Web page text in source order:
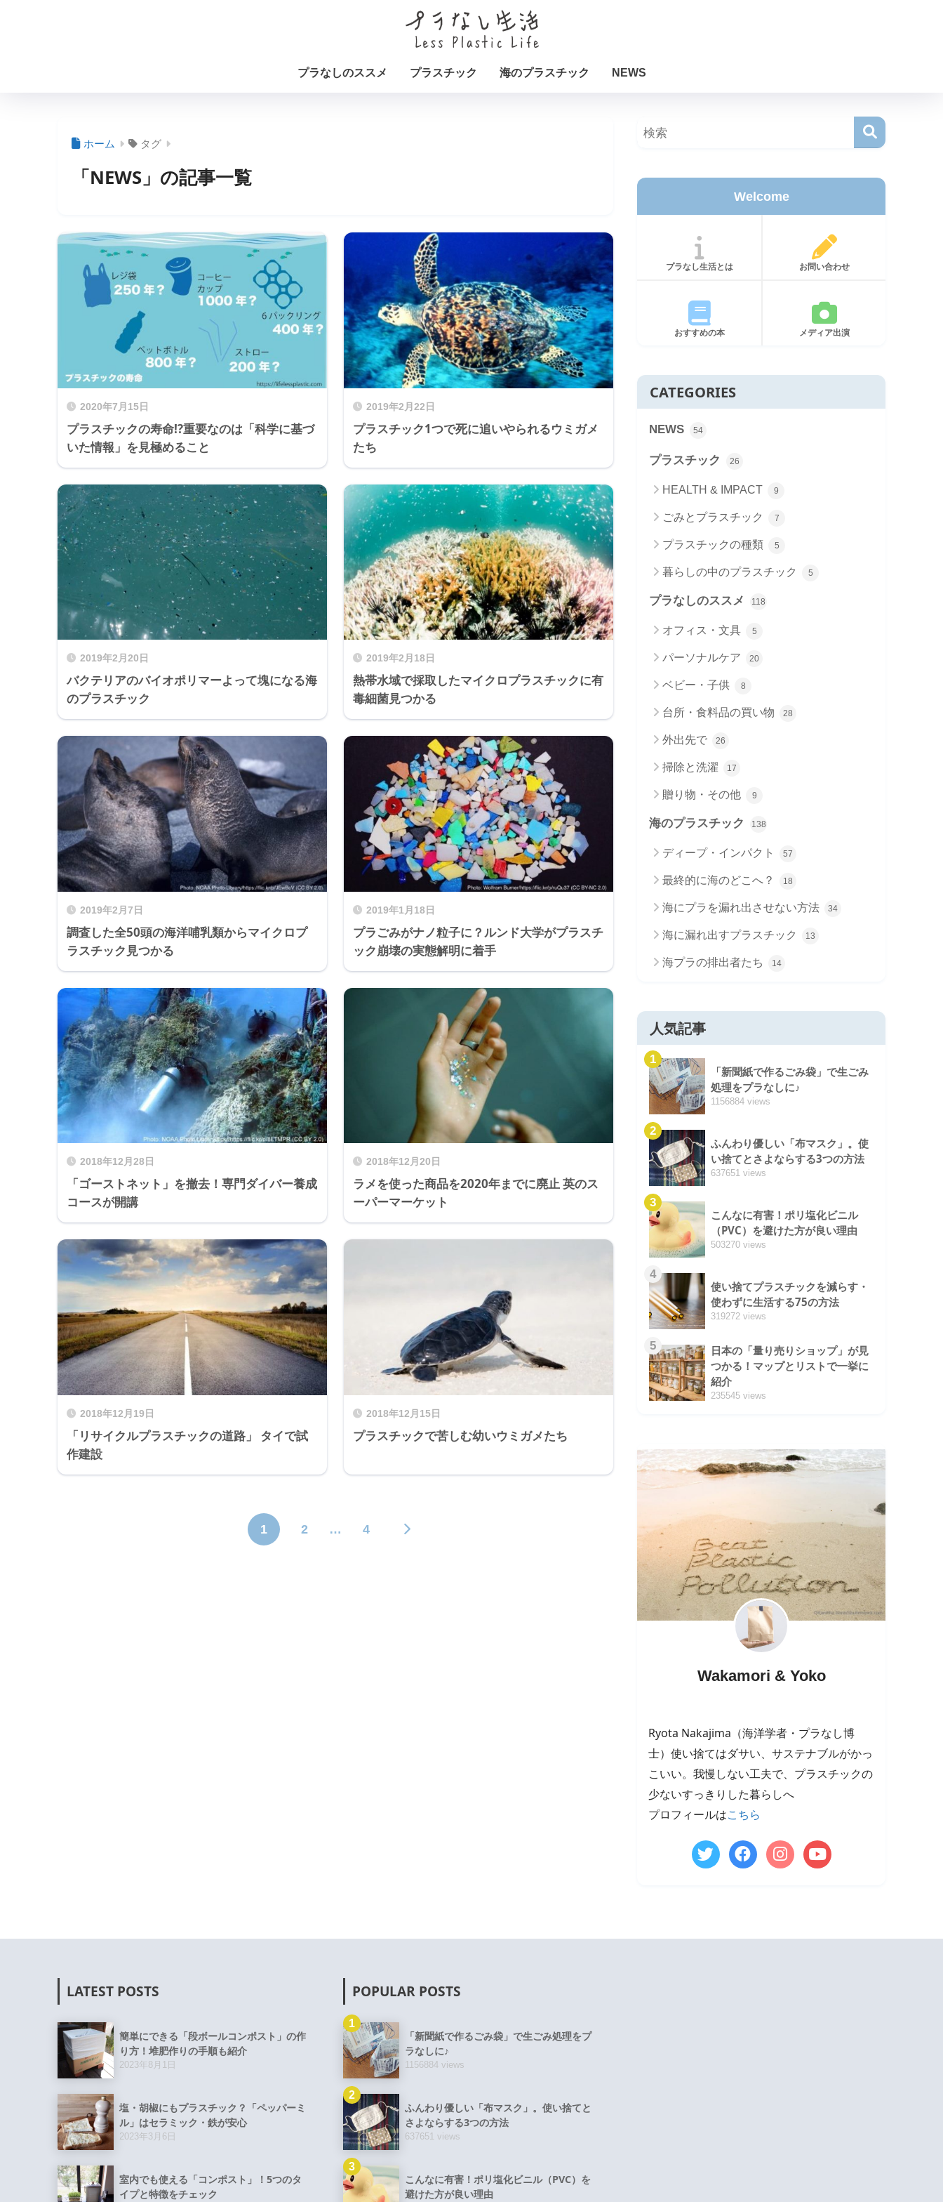
プラなしのススメ プラスチック 海のプラスチック NEWS
ホーム タグ
「NEWS」の記事一覧
2020年7月15日
プラスチックの寿命!?重要なのは「科学に基づ
いた情報」を見極めること
2019年2月22日
プラスチック1つで死に追いやられるウミガメ
たち
2019年2月20日
バクテリアのバイオポリマーよって塊になる海
のプラスチック
2019年2月18日
熱帯水域で採取したマイクロプラスチックに有
毒細菌見つかる
2019年2月7日
調査した全50頭の海洋哺乳類からマイクロプ
ラスチック見つかる
2019年1月18日
プラごみがナノ粒子に？ルンド大学がプラスチ
ック崩壊の実態解明に着手
2018年12月28日
「ゴーストネット」を撤去！専門ダイバー養成
コースが開講
2018年12月20日
ラメを使った商品を2020年までに廃止 英のス
ーパーマーケット
2018年12月19日
「リサイクルプラスチックの道路」 タイで試
作建設
2018年12月15日
プラスチックで苦しむ幼いウミガメたち
1 2 … 4
Welcome
プラなし生活とは お問い合わせ
おすすめの本 メディア出演
CATEGORIES
NEWS 54
プラスチック 26
HEALTH & IMPACT 9
ごみとプラスチック 7
プラスチックの種類 5
暮らしの中のプラスチック 5
プラなしのススメ 118
オフィス・文具 5
パーソナルケア 20
ベビー・子供 8
台所・食料品の買い物 28
外出先で 26
掃除と洗濯 17
贈り物・その他 9
海のプラスチック 138
ディープ・インパクト 57
最終的に海のどこへ？ 18
海にプラを漏れ出させない方法 34
海に漏れ出すプラスチック 13
海プラの排出者たち 14
人気記事
1
「新聞紙で作るごみ袋」で生ごみ
処理をプラなしに♪
1156884 views
2
ふんわり優しい「布マスク」。使
い捨てとさよならする3つの方法
637651 views
3
こんなに有害！ポリ塩化ビニル
（PVC）を避けた方が良い理由
503270 views
4
使い捨てプラスチックを減らす・
使わずに生活する75の方法
319272 views
5
日本の「量り売りショップ」が見
つかる！マップとリストで一挙に
紹介
235545 views
Wakamori & Yoko
Ryota Nakajima（海洋学者・プラなし博
士）使い捨てはダサい、サステナブルがかっ
こいい。我慢しない工夫で、プラスチックの
少ないすっきりした暮らしへ
プロフィールはこちら
LATEST POSTS
簡単にできる「段ボールコンポスト」の作
り方！堆肥作りの手順も紹介
2023年8月1日
塩・胡椒にもプラスチック？「ペッパーミ
ル」はセラミック・鉄が安心
2023年3月6日
室内でも使える「コンポスト」！5つのタ
イプと特徴をチェック
POPULAR POSTS
1
「新聞紙で作るごみ袋」で生ごみ処理をプ
ラなしに♪
1156884 views
2
ふんわり優しい「布マスク」。使い捨てと
さよならする3つの方法
637651 views
3
こんなに有害！ポリ塩化ビニル（PVC）を
避けた方が良い理由